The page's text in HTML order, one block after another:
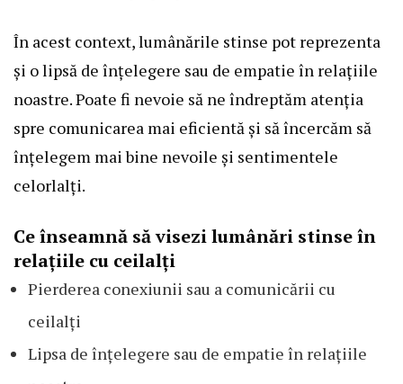
În acest context, lumânările stinse pot reprezenta
și o lipsă de înțelegere sau de empatie în relațiile
noastre. Poate fi nevoie să ne îndreptăm atenția
spre comunicarea mai eficientă și să încercăm să
înțelegem mai bine nevoile și sentimentele
celorlalți.
Ce înseamnă să visezi lumânări stinse în
relațiile cu ceilalți
Pierderea conexiunii sau a comunicării cu
ceilalți
Lipsa de înțelegere sau de empatie în relațiile